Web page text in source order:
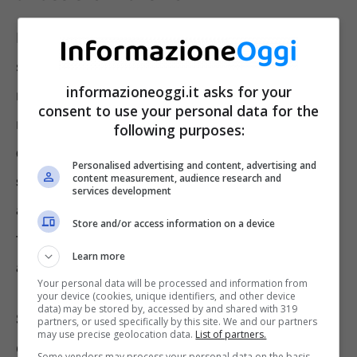
Per quanto riguarda le pensioni non sono
sufficienti le direzioni sostenute dalla
maggioranza; è importante aggiustare il tiro
rispetto alle parti coinvolte.Si rischia
diversamente di creare una legge che non
supera la vita dell’attuale Governo.Per
arrivare a una riforma delle pensioni di questo
tipo servono secondo il ministro del Lavoro
almeno 5 o 6 mesi.
Si apre la strada, intanto, sul miglioramento
del reddito di cittadinanza: si lavora per
informazioneoggi.it asks for your
consent to use your personal data for the
following purposes:
Personalised advertising and content, advertising and
content measurement, audience research and
services development
Store and/or access information on a device
Learn more
Your personal data will be processed and information from
your device (cookies, unique identifiers, and other device
data) may be stored by, accessed by and shared with 319
partners, or used specifically by this site. We and our partners
may use precise geolocation data. List of partners.